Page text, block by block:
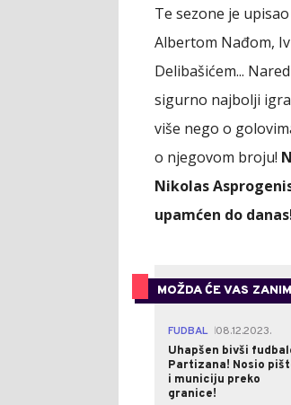
Te sezone je
Albertom Nađom,
Delibašićem...
sigurno najbolji
više nego o
o njegovom broju!
Nikolas
upamćen do
MOŽDA ĆE VAS
FUDBAL 08.12.2023.
Uhapšen bivši
Partizana! Nosio
i municiju preko
granice!